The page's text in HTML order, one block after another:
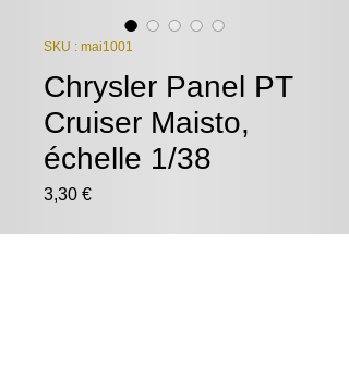
SKU : mai1001
Chrysler Panel PT
Cruiser Maisto,
échelle 1/38
3,30 €Prix